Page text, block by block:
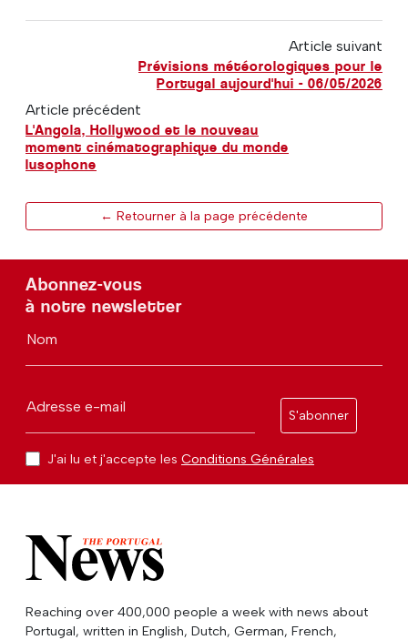
Article suivant
Prévisions météorologiques pour le
Portugal aujourd'hui - 06/05/2026
Article précédent
L'Angola, Hollywood et le nouveau
moment cinématographique du monde
lusophone
← Retourner à la page précédente
Abonnez-vous
à notre newsletter
Nom
Adresse e-mail
S'abonner
J'ai lu et j'accepte les Conditions Générales
Reaching over 400,000 people a week with news about
Portugal, written in English, Dutch, German, French,